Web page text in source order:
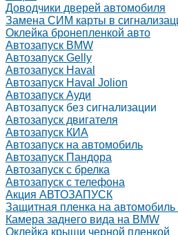
Доводчики дверей автомобиля
Замена СИМ карты в
Оклейка бронепленкой авто
Автозапуск BMW
Автозапуск Gelly
Автозапуск Haval
Автозапуск Haval Jolion
Автозапуск Ауди
Автозапуск без сигнализации
Автозапуск двигателя
Автозапуск КИА
Автозапуск на автомобиль
Автозапуск Пандора
Автозапуск с брелка
Автозапуск с телефона
Акция АВТОЗАПУСК
Защитная пленка на автомобиль
Камера заднего вида на BMW
Оклейка крыши черной пленкой